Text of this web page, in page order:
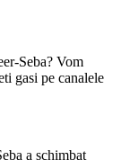
Seba? Vom
gasi pe canalele
a schimbat